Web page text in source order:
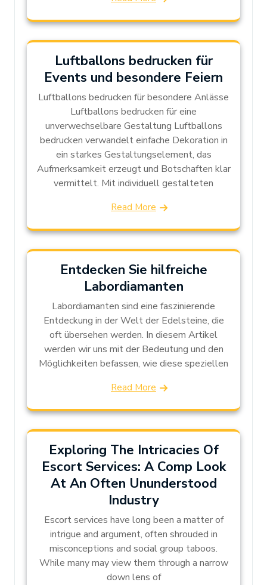
Luftballons bedrucken für
Events und besondere Feiern
Luftballons bedrucken für besondere Anlässe
Luftballons bedrucken für eine
unverwechselbare Gestaltung Luftballons
bedrucken verwandelt einfache Dekoration in
ein starkes Gestaltungselement, das
Aufmerksamkeit erzeugt und Botschaften klar
vermittelt. Mit individuell gestalteten
Read More
Entdecken Sie hilfreiche
Labordiamanten
Labordiamanten sind eine faszinierende
Entdeckung in der Welt der Edelsteine, die
oft übersehen werden. In diesem Artikel
werden wir uns mit der Bedeutung und den
Möglichkeiten befassen, wie diese speziellen
Read More
Exploring The Intricacies Of
Escort Services: A Comp Look
At An Often Ununderstood
Industry
Escort services have long been a matter of
intrigue and argument, often shrouded in
misconceptions and social group taboos.
While many may view them through a narrow
down lens of